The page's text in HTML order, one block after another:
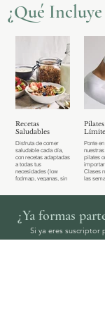
¿Qué
Recetas
Saludables
Disfruta de comer
saludable cada día,
con recetas adaptadas
a todas tus
necesidades (low
fodmap, veganas, sin
Ponte
pilates
Clases
las
¿Ya formas
Si ya eres suscriptor